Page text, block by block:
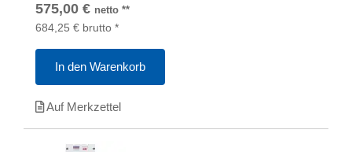
575,00 € netto **
684,25 € brutto *
In den Warenkorb
Auf Merkzettel